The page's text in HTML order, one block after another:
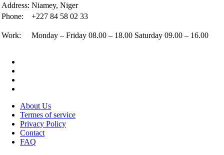
Address: Niamey, Niger
Phone:
+227 84 58 02 33
Work: Monday – Friday 08.00 – 18.00 Saturday 09.00 – 16.00
About Us
Termes of service
Privacy Policy
Contact
FAQ